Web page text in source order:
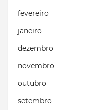
fevereiro
janeiro
dezembro
novembro
outubro
setembro